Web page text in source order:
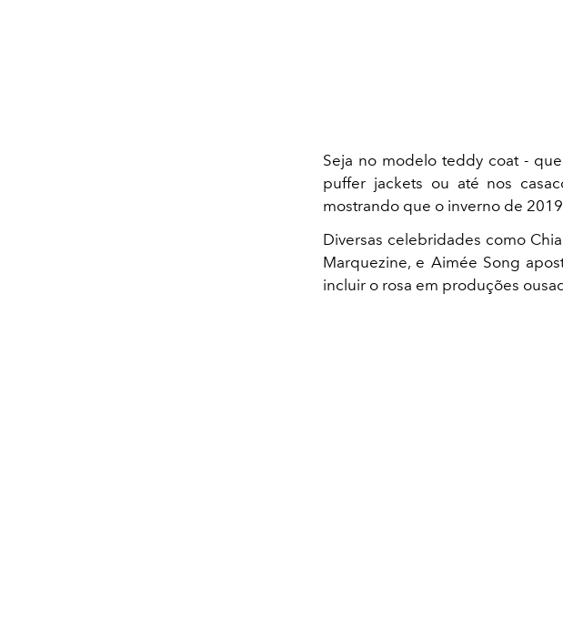
Seja no modelo teddy coat -
puffer jackets ou até nos
mostrando que o inverno de
Diversas celebridades como
Marquezine, e Aimée Song
incluir o rosa em produções